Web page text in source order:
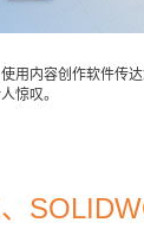
使用内容创作软件传
惊叹。